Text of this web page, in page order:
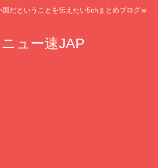
国だということを伝えたい5chまとめブログｗ
ニュー速JAP